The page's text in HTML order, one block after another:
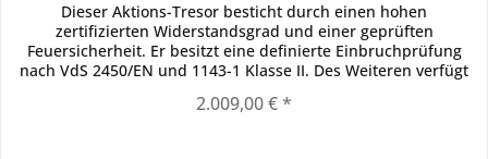
Dieser Aktions-Tresor besticht durch einen hohen
zertifizierten Widerstandsgrad und einer geprüften
Feuersicherheit. Er besitzt eine definierte Einbruchprüfung
nach VdS 2450/EN und 1143-1 Klasse II. Des Weiteren verfügt
2.009,00 € *